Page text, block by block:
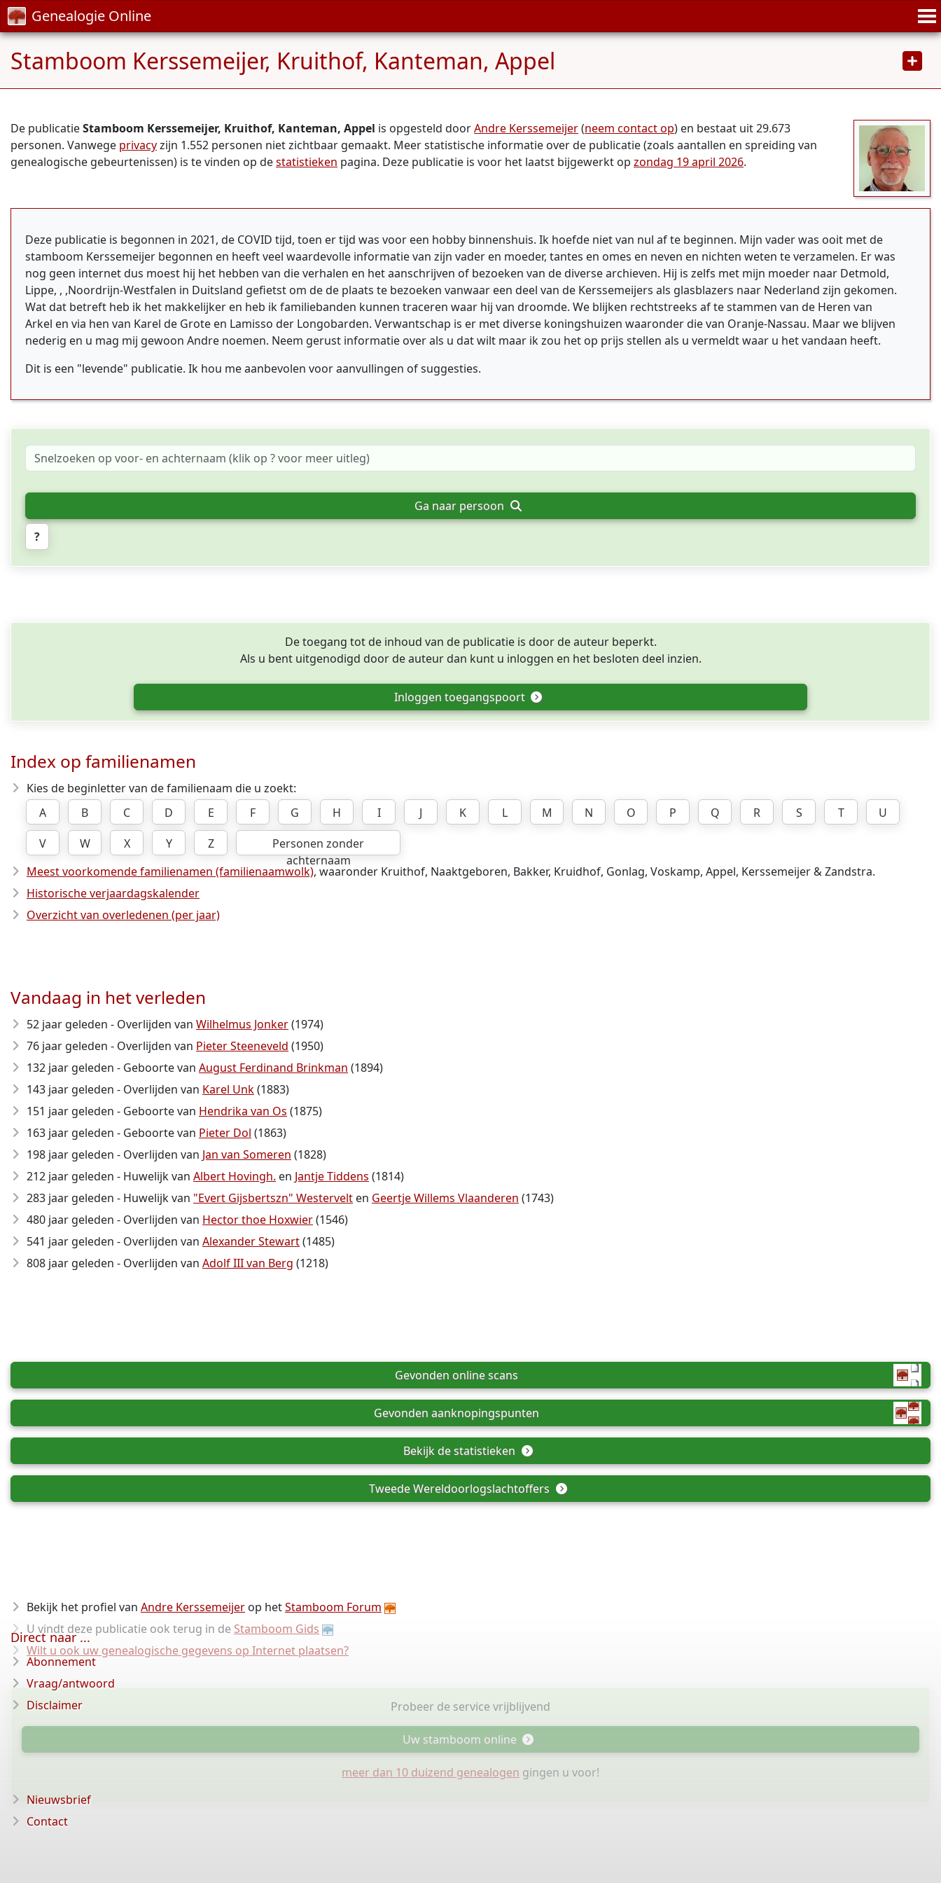
Genealogie Online
Stamboom Kerssemeijer, Kruithof, Kanteman, Appel
De publicatieStamboom Kerssemeijer, Kruithof, Kanteman, Appel is opgesteld doorAndre Kerssemeijer(neem contact op) en bestaat uit 29.673
personen. Vanwege privacyzijn 1.552 personen niet zichtbaar gemaakt. Meer statistische informatie over de publicatie (zoals aantallen en spreiding van
genealogische gebeurtenissen) is te vinden op destatistieken pagina. Deze publicatie is voor het laatst bijgewerkt op zondag 19 april 2026.
Deze publicatie is begonnen in 2021, de COVID tijd, toen er tijd was voor een hobby binnenshuis. Ik hoefde niet van nul af te beginnen. Mijn vader was ooit met de
stamboom Kerssemeijer begonnen en heeft veel waardevolle informatie van zijn vader en moeder, tantes en omes en neven en nichten weten te verzamelen. Er was
nog geen internet dus moest hij het hebben van die verhalen en het aanschrijven of bezoeken van de diverse archieven. Hij is zelfs met mijn moeder naar Detmold,
Lippe, , ,Noordrijn-Westfalen in Duitsland gefietst om de de plaats te bezoeken vanwaar een deel van de Kerssemeijers als glasblazers naar Nederland zijn gekomen.
Wat dat betreft heb ik het makkelijker en heb ik familiebanden kunnen traceren waar hij van droomde. We blijken rechtstreeks af te stammen van de Heren van
Arkel en via hen van Karel de Grote en Lamisso der Longobarden. Verwantschap is er met diverse koningshuizen waaronder die van Oranje-Nassau. Maar we blijven
nederig en u mag mij gewoon Andre noemen. Neem gerust informatie over als u dat wilt maar ik zou het op prijs stellen als u vermeldt waar u het vandaan heeft.
Dit is een "levende" publicatie. Ik hou me aanbevolen voor aanvullingen of suggesties.
Ga naar persoon
?
De toegang tot de inhoud van de publicatie is door de auteur beperkt.
Als u bent uitgenodigd door de auteur dan kunt u inloggen en het besloten deel inzien.
Inloggen toegangspoort
Index op familienamen
Kies de beginletter van de familienaam die u zoekt:
A
B C D E F G H I J K L M N O P Q R S T
U
V
W X Y Z
Personen zonder
achternaam
Meest voorkomende familienamen (familienaamwolk), waaronder Kruithof, Naaktgeboren, Bakker, Kruidhof, Gonlag, Voskamp, Appel, Kerssemeijer & Zandstra.
Historische verjaardagskalender
Overzicht van overledenen (per jaar)
Vandaag in het verleden
52 jaar geleden - Overlijden van Wilhelmus Jonker(1974)
76 jaar geleden - Overlijden van Pieter Steeneveld (1950)
132 jaar geleden - Geboorte van August Ferdinand Brinkman (1894)
143 jaar geleden - Overlijden van Karel Unk(1883)
151 jaar geleden - Geboorte van Hendrika van Os (1875)
163 jaar geleden - Geboorte van Pieter Dol (1863)
198 jaar geleden - Overlijden van Jan van Someren (1828)
212 jaar geleden - Huwelijk van Albert Hovingh. en Jantje Tiddens (1814)
283 jaar geleden - Huwelijk van "Evert Gijsbertszn" Westervelt en Geertje Willems Vlaanderen (1743)
480 jaar geleden - Overlijden van Hector thoe Hoxwier(1546)
541 jaar geleden - Overlijden van Alexander Stewart(1485)
808 jaar geleden - Overlijden van Adolf III van Berg (1218)
Gevonden online scans
Gevonden aanknopingspunten
Bekijk de statistieken
Tweede Wereldoorlogslachtoffers
Bekijk het profiel van Andre Kerssemeijer op hetStamboom Forum
U vindt deze publicatie ook terug in de Stamboom Gids
Wilt u ook uw genealogische gegevens op Internet plaatsen?
Probeer de service vrijblijvend
Uw stamboom online
meer dan 10 duizend genealogen gingen u voor!
Direct naar ...
Abonnement
Vraag/antwoord
Disclaimer
Nieuwsbrief
Contact